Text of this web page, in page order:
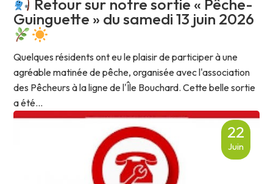
Guinguette » du samedi 13 juin 2026
Quelques résidents ont eu le plaisir de participer à une
agréable matinée de pêche, organisée avec l'association
des Pêcheurs à la ligne de l'Île Bouchard. Cette belle sortie
a été...
22
Juin